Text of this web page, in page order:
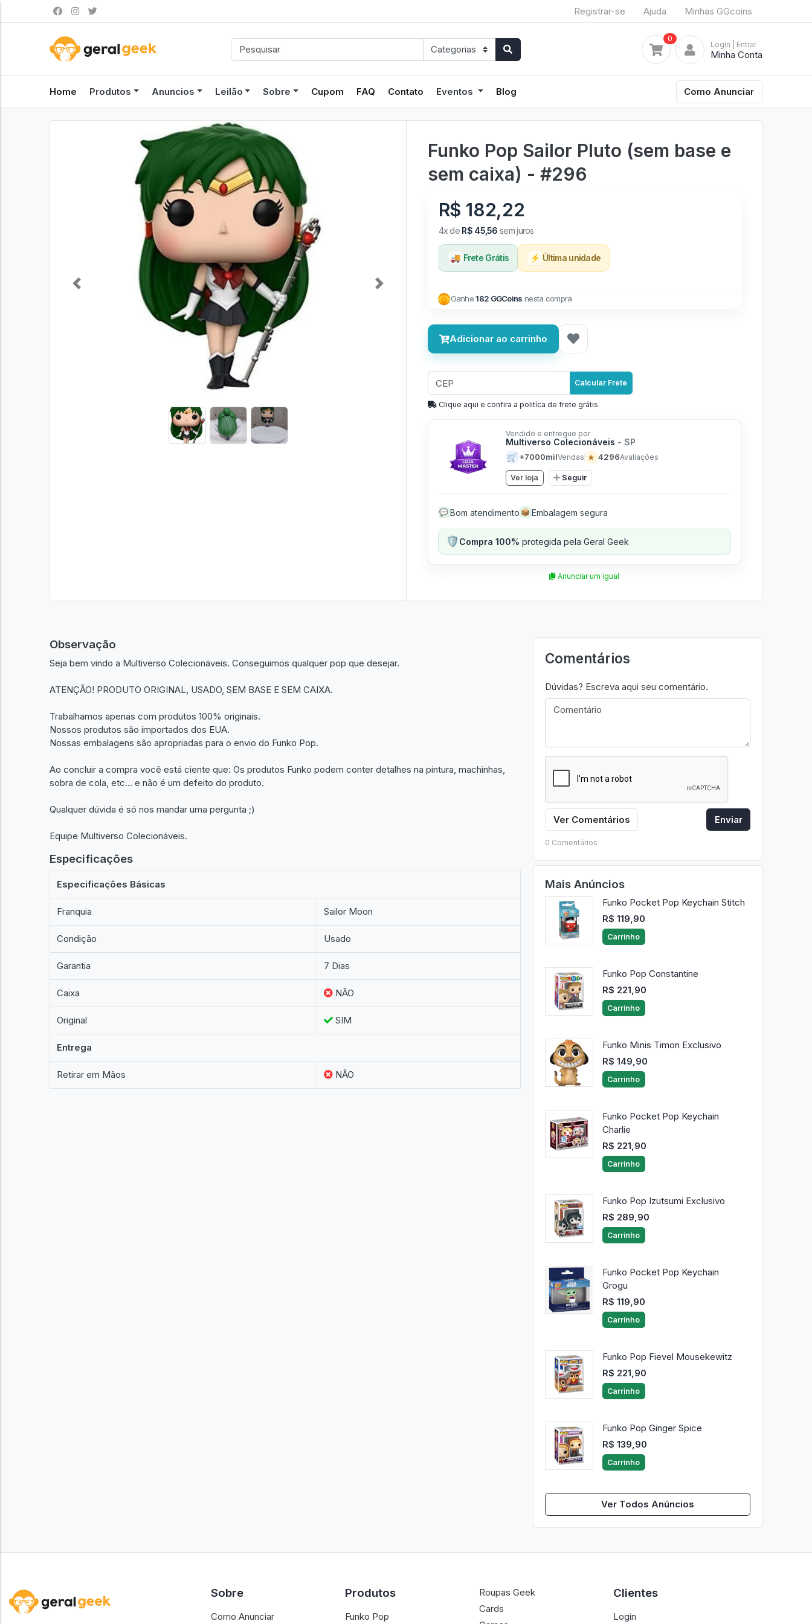
Registrar-se Ajuda Minhas GGcoins
0
Login | Entrar
Minha Conta
Home Produtos Anuncios Leilão Sobre Cupom FAQ Contato Eventos Blog Como Anunciar
Previous Next
Funko Pop Sailor Pluto (sem base e
sem caixa) - #296
R$ 182,22
4x de R$ 45,56 sem juros
🚚 Frete Grátis ⚡ Última unidade
Ganhe182 GGCoins nesta compra
Adicionar ao carrinho
Calcular Frete
Clique aqui e confira a politíca de frete grátis
Vendido e entregue por
Multiverso Colecionáveis - SP
🛒 +7000milVendas ★ 4296Avaliações
Ver loja Seguir
💬 Bom atendimento 📦 Embalagem segura
🛡️Compra 100% protegida pela Geral Geek
Anunciar um igual
Observação
Seja bem vindo a Multiverso Colecionáveis. Conseguimos qualquer pop que desejar.
ATENÇÃO! PRODUTO ORIGINAL, USADO, SEM BASE E SEM CAIXA.
Trabalhamos apenas com produtos 100% originais.
Nossos produtos são importados dos EUA.
Nossas embalagens são apropriadas para o envio do Funko Pop.
Ao concluir a compra você está ciente que: Os produtos Funko podem conter detalhes na pintura, machinhas,
sobra de cola, etc... e não é um defeito do produto.
Qualquer dúvida é só nos mandar uma pergunta ;)
Equipe Multiverso Colecionáveis.
Especificações
Especificações Básicas
Franquia Sailor Moon
Condição Usado
Garantia 7 Dias
Caixa NÃO
Original SIM
Entrega
Retirar em Mãos NÃO
Comentários
Dúvidas? Escreva aqui seu comentário.
Ver Comentários Enviar
0 Comentários
Mais Anúncios
Funko Pocket Pop Keychain Stitch
R$ 119,90
Carrinho
Funko Pop Constantine
R$ 221,90
Carrinho
Funko Minis Timon Exclusivo
R$ 149,90
Carrinho
Funko Pocket Pop Keychain
Charlie
R$ 221,90
Carrinho
Funko Pop Izutsumi Exclusivo
R$ 289,90
Carrinho
Funko Pocket Pop Keychain
Grogu
R$ 119,90
Carrinho
Funko Pop Fievel Mousekewitz
R$ 221,90
Carrinho
Funko Pop Ginger Spice
R$ 139,90
Carrinho
Ver Todos Anúncios
Sobre
Como Anunciar
Produtos
Funko Pop
Roupas Geek
Cards
Clientes
Login